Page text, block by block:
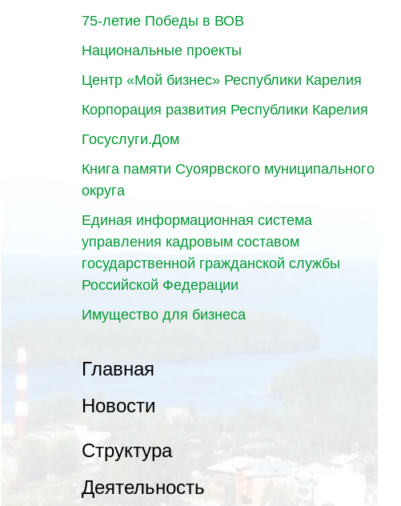
75-летие Победы в ВОВ
Национальные проекты
Центр «Мой бизнес» Республики Карелия
Корпорация развития Республики Карелия
Госуслуги.Дом
Книга памяти Суоярвского муниципального
округа
Единая информационная система
управления кадровым составом
государственной гражданской службы
Российской Федерации
Имущество для бизнеса
Главная
Новости
Структура
Деятельность